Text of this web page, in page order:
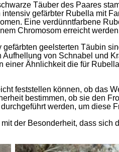
Täuber des Paares
gefärbter Rubella mit
Eine verdünntfarbene
Chromosom erreicht
geelsterten Täubin
von Schnabel und
Ähnlichkeit die für
feststellen können, ob das
bestimmen, ob sie den
werden, um diese
der Besonderheit, dass sich